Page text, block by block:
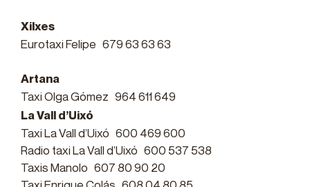
Xilxes
Eurotaxi Felipe 679 63 63 63
Artana
Taxi Olga Gómez 964 611 649
La Vall d’Uixó
Taxi La Vall d’Uixó 600 469 600
Radio taxi La Vall d’Uixó 600 537 538
Taxis Manolo 607 80 90 20